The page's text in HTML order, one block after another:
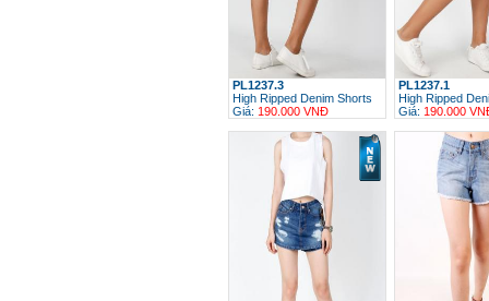
PL1237.3
High Ripped Denim Shorts
Giá: 190.000 VNĐ
PL1237.1
High Ripped
Giá: 190.000